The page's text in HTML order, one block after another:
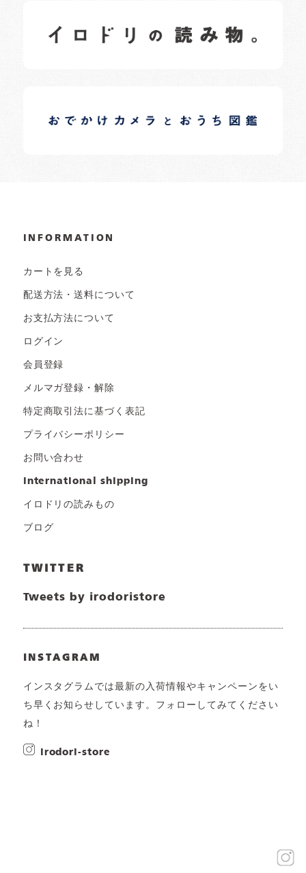
日常の様子など随時更新中です。
日常の様子など随時更新中です。
INFORMATION
カートを見る
配送方法・送料について
お支払方法について
ログイン
会員登録
メルマガ登録・解除
特定商取引法に基づく表記
プライバシーポリシー
お問い合わせ
international shipping
イロドリの読みもの
ブログ
TWITTER
Tweets by irodoristore
INSTAGRAM
インスタグラムでは最新の入荷情報やキャンペーンをい
ち早くお知らせしています。フォローしてみてください
ね！
irodori-store